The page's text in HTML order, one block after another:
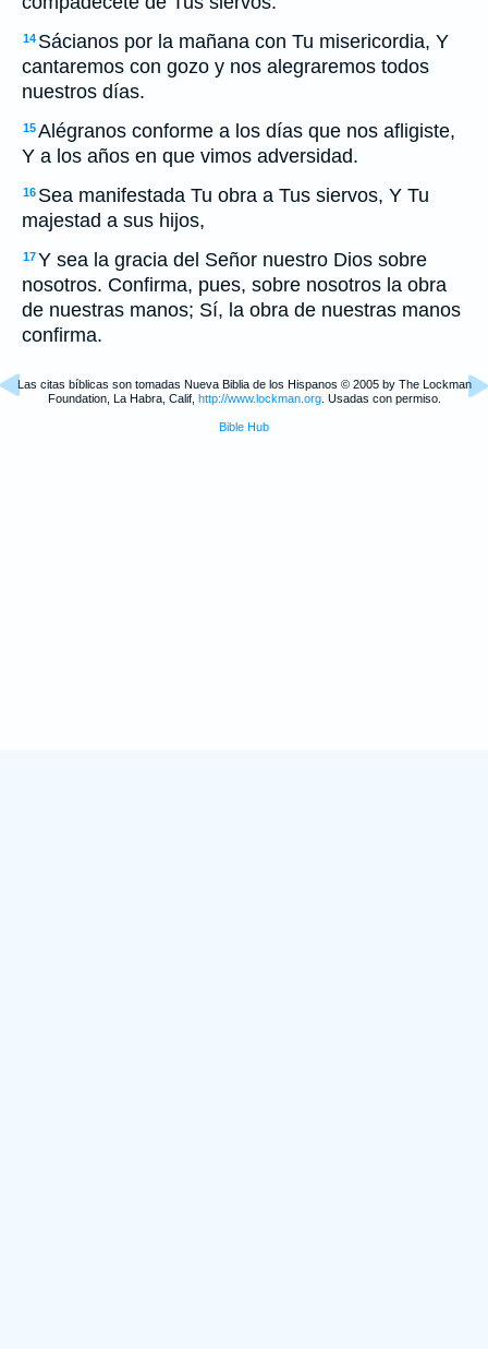
14 Sácianos por la mañana con Tu misericordia, Y
cantaremos con gozo y nos alegraremos todos
nuestros días.
15Alégranos conforme a los días que nos afligiste,
Y a los años en que vimos adversidad.
16 Sea manifestada Tu obra a Tus siervos, Y Tu
majestad a sus hijos,
17Y sea la gracia del Señor nuestro Dios sobre
nosotros. Confirma, pues, sobre nosotros la obra
de nuestras manos; Sí, la obra de nuestras manos
confirma.
Las citas bíblicas son tomadas Nueva Biblia de los Hispanos © 2005 by The Lockman
Foundation, La Habra, Calif, http://www.lockman.org. Usadas con permiso.
Bible Hub